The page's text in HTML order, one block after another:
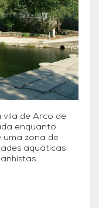
vila de Arco de
enquanto
uma zona de
aquáticas